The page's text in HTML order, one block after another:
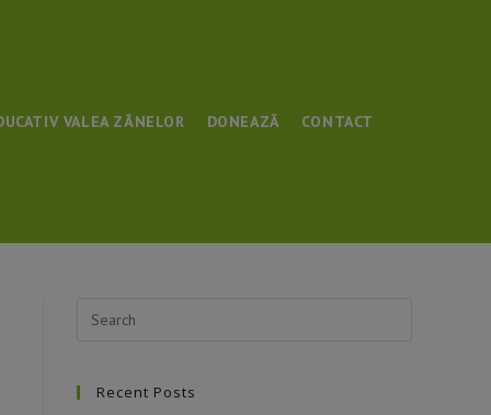
VALEA ZÂNELOR DONEAZĂ CONTACT
Recent Posts